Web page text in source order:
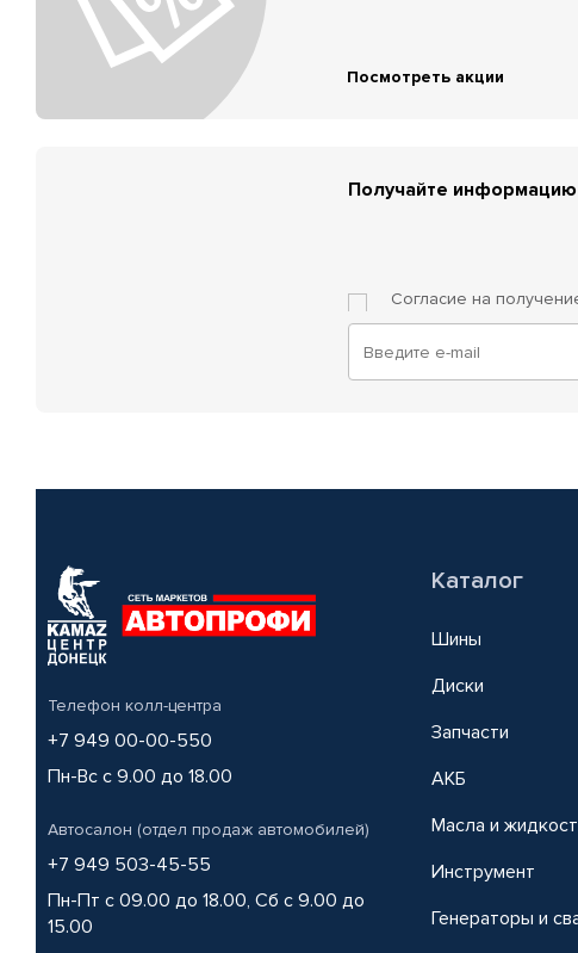
Посмотреть акции
Получайте информацию
Согласие на
Телефон колл-центра
+7 949 00-00-550
Пн-Вс с 9.00 до 18.00
Автосалон (отдел продаж автомобилей)
+7 949 503-45-55
Пн-Пт с 09.00 до 18.00, Сб с 9.00 до
15.00
Каталог
Шины
Диски
Запчасти
АКБ
Масла и
Инструмент
Генераторы и